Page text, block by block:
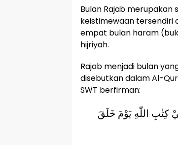
Bulan Rajab merupakan
keistimewaan tersendiri
empat bulan haram
hijriyah.
Rajab menjadi bulan
disebutkan dalam Al-
SWT berfirman:
كِتٰبِ اللّٰهِ يَوْمَ خَلَقَ